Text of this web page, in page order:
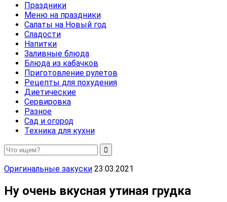
Праздники
Меню на праздники
Салаты на Новый год
Сладости
Напитки
Заливные блюда
Блюда из кабачков
Приготовление рулетов
Рецепты для похудения
Диетические
Сервировка
Разное
Сад и огород
Техника для кухни
Оригинальные закуски 23.03.2021
Ну очень вкусная утиная грудка